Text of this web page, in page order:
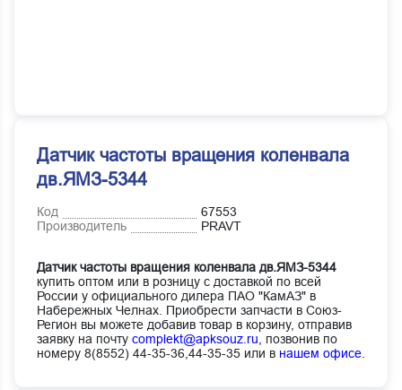
Датчик частоты вращения коленвала
дв.ЯМЗ-5344
Код
67553
Производитель
PRAVT
Датчик частоты вращения коленвала дв.ЯМЗ-5344
купить оптом или в розницу с доставкой по всей
России у официального дилера ПАО "КамАЗ" в
Набережных Челнах. Приобрести запчасти в Союз-
Регион вы можете добавив товар в корзину, отправив
заявку на почту complekt@apksouz.ru,
позвонив по
номеру 8(8552) 44-35-36,44-35-35 или в нашем офисе